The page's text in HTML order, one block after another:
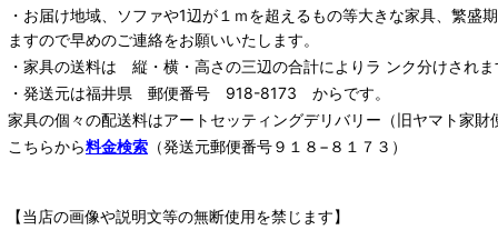
・お届け地域、ソファや1辺が１ｍを超えるもの等大きな家具、繁
ますので早めのご連絡をお願いいたします。
・家具の送料は 縦・横・高さの三辺の合計によりラ ンク分けされま
・発送元は福井県 郵便番号 918-8173 からです。
家具の個々の配送料はアートセッティングデリバリー （旧ヤマト家財
こちらから料金検索 （発送元郵便番号９１８−８１７３）
【当店の画像や説明文等の無断使用を禁じます】